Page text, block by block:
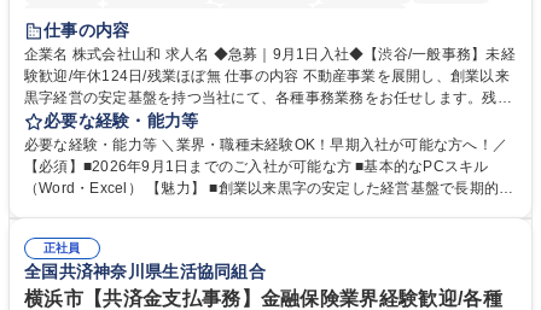
育休あり 完全週休2日制
仕事の内容
企業名 株式会社山和 求人名 ◆急募｜9月1日入社◆【渋谷/一般事務】未経
験歓迎/年休124日/残業ほぼ無 仕事の内容 不動産事業を展開し、創業以来
黒字経営の安定基盤を持つ当社にて、各種事務業務をお任せします。残業
がほぼ発生せず、連続した日程の有給取得が可能なため、WLBを整えたい
方にお勧めの環境です！ 入社後はOJTを通じて丁寧に研修を行いますの
で、事務未経験の方でも安心して臨むことができます。 【業務詳細】■電
話・来客対応 ■物件の鍵や社内の備品管理 ■データ入力や書類作成 ■契約
必要な経験・能力等
必要な経験・能力等 ＼業界・職種未経験OK！早期入社が可能な方へ！／
【必須】■2026年9月1日までのご入社が可能な方 ■基本的なPCスキル
（Word・Excel） 【魅力】 ■創業以来黒字の安定した経営基盤で長期的に
のOJTで業務を習得可能、未経験でもしっかりサポート 学歴・資格 学
歴：大学院 大学 高専 短大 語学力： 資格：
正社員
全国共済神奈川県生活協同組合
横浜市【共済金支払事務】金融保険業界経験歓迎/各種